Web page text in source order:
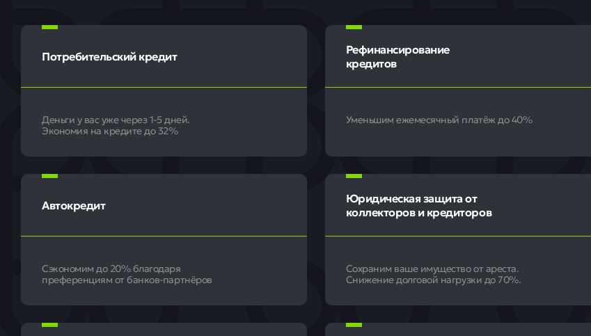
Потребительский кредит
Деньги у вас уже через 1-5 дней.
Экономия на кредите до 32%
Рефинансирование
кредитов
Уменьшим ежемесячный платёж до 40%
Автокредит
Сэкономим до 20% благодаря
преференциям от банков-партнёров
Юридическая защита от
коллекторов и кредиторов
Сохраним ваше имущество от ареста.
Снижение долговой нагрузки до 70%.